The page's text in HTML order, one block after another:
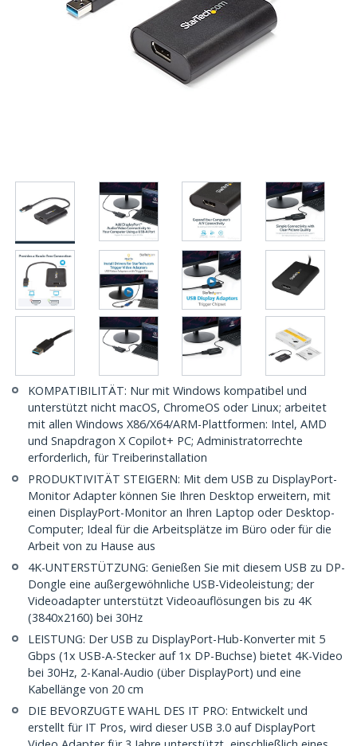
KOMPATIBILITÄT: Nur mit Windows kompatibel und
unterstützt nicht macOS, ChromeOS oder Linux; arbeitet
mit allen Windows X86/X64/ARM-Plattformen: Intel, AMD
und Snapdragon X Copilot+ PC; Administratorrechte
erforderlich, für Treiberinstallation
PRODUKTIVITÄT STEIGERN: Mit dem USB zu DisplayPort-
Monitor Adapter können Sie Ihren Desktop erweitern, mit
einen DisplayPort-Monitor an Ihren Laptop oder Desktop-
Computer; Ideal für die Arbeitsplätze im Büro oder für die
Arbeit von zu Hause aus
4K-UNTERSTÜTZUNG: Genießen Sie mit diesem USB zu DP-
Dongle eine außergewöhnliche USB-Videoleistung; der
Videoadapter unterstützt Videoauflösungen bis zu 4K
(3840x2160) bei 30Hz
LEISTUNG: Der USB zu DisplayPort-Hub-Konverter mit 5
Gbps (1x USB-A-Stecker auf 1x DP-Buchse) bietet 4K-Video
bei 30Hz, 2-Kanal-Audio (über DisplayPort) und eine
Kabellänge von 20 cm
DIE BEVORZUGTE WAHL DES IT PRO: Entwickelt und
erstellt für IT Pros, wird dieser USB 3.0 auf DisplayPort